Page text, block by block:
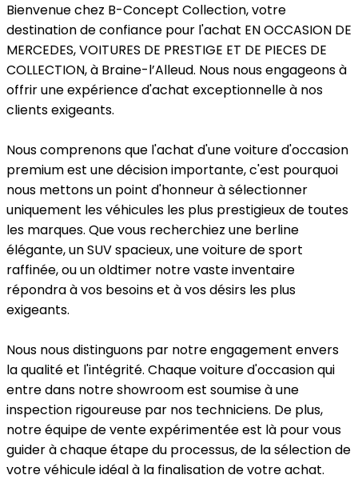
Bienvenue chez B-Concept Collection, votre
destination de confiance pour l'achat EN OCCASION DE
MERCEDES, VOITURES DE PRESTIGE ET DE PIECES DE
COLLECTION, à Braine-l’Alleud. Nous nous engageons à
offrir une expérience d'achat exceptionnelle à nos
clients exigeants.
Nous comprenons que l'achat d'une voiture d'occasion
premium est une décision importante, c'est pourquoi
nous mettons un point d'honneur à sélectionner
uniquement les véhicules les plus prestigieux de toutes
les marques. Que vous recherchiez une berline
élégante, un SUV spacieux, une voiture de sport
raffinée, ou un oldtimer notre vaste inventaire
répondra à vos besoins et à vos désirs les plus
exigeants.
Nous nous distinguons par notre engagement envers
la qualité et l'intégrité. Chaque voiture d'occasion qui
entre dans notre showroom est soumise à une
inspection rigoureuse par nos techniciens. De plus,
notre équipe de vente expérimentée est là pour vous
guider à chaque étape du processus, de la sélection de
votre véhicule idéal à la finalisation de votre achat.